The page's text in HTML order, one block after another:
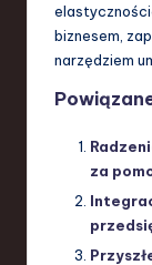
biznesem,
narzędziem
za